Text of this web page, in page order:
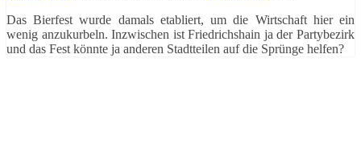
Das Bierfest wurde damals etabliert, um die Wirtschaft hier ein
wenig anzukurbeln. Inzwischen ist Friedrichshain ja der Partybezirk
und das Fest könnte ja anderen Stadtteilen auf die Sprünge helfen?